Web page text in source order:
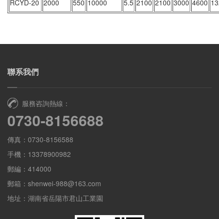
RCYD-20 2000 550 10000 5.5 2100 2100 3000 4600
聯系我們
服務咨詢熱線：
0730-8156688
傳真：0730-8156588
手機：13378900982
郵編：414000
郵箱：shenwei-988@163.com
地址：湖南省岳陽市君山工業園